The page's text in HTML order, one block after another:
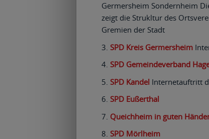
Germersheim Sondernheim
zeigt die Strukltur des
Gremien der Stadt
SPD Kreis Germersheim
SPD Gemeindeverband
SPD Kandel Internetauftritt
SPD Eußerthal
Queichheim in guten
SPD Mörlheim